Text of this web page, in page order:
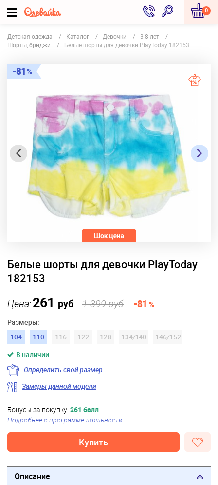
0
Детская одежда Каталог Девочки
3-8 лет
Шорты, бриджи
Белые шорты для девочки PlayToday 182153
81
Белые шорты для девочки PlayToday
182153
Цена:261 руб 1 399 руб -81 %
Размеры:
104
110 116 122 128 134/140 146/152
В наличии
Определить свой размер
Замеры данной модели
Бонусы за покупку: 261 балл
Подробнее о программе лояльности
Купить
Описание